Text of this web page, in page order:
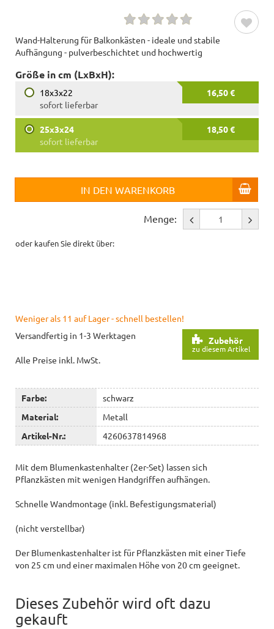
Wand-Halterung für Balkonkästen - ideale und stabile
Aufhängung - pulverbeschichtet und hochwertig
Größe in cm (LxBxH):
18x3x22
16,50 €
sofort lieferbar
25x3x24
18,50 €
sofort lieferbar
IN DEN WARENKORB
Menge:
oder kaufen Sie direkt über:
Weniger als 11 auf Lager - schnell bestellen!
Zubehör
zu diesem Artikel
Versandfertig in 1-3 Werktagen
Alle Preise inkl. MwSt.
Farbe:
schwarz
Material:
Metall
Artikel-Nr.:
4260637814968
Mit dem Blumenkastenhalter (2er-Set) lassen sich
Pflanzkästen mit wenigen Handgriffen aufhängen.
Schnelle Wandmontage (inkl. Befestigungsmaterial)
(nicht verstellbar)
Der Blumenkastenhalter ist für Pflanzkästen mit einer Tiefe
von 25 cm und einer maximalen Höhe von 20 cm geeignet.
Dieses Zubehör wird oft dazu
gekauft